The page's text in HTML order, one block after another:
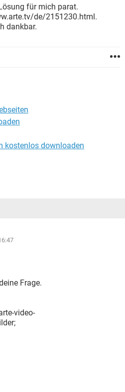
HARDWARE
INSTAGRAM
TIKTOK
für mich parat.
de/2151230.html.
dankbar.
kostenlos downloaden
Frage.
video-